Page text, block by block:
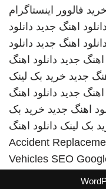
خرید فالوور اینستاگرام
دانلود اهنگ جدید دانلود
دانلود اهنگ جدید دانلود
اهنگ جدید دانلود اهنگ
جدید خرید بک لینک
اهنگ جدید دانلود اهنگ
اهنگ جدید خرید بک
بک لینک دانلود اهنگ
Accident
Vehicles SEO